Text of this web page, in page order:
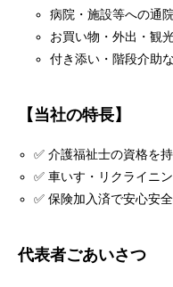
病院・施設等への通
お買い物・外出・観
付き添い・階段介助
【当社の特長】
✅ 介護福祉士の資格を
✅ 車いす・リクライニ
✅ 保険加入済で安心安
代表者ごあいさつ